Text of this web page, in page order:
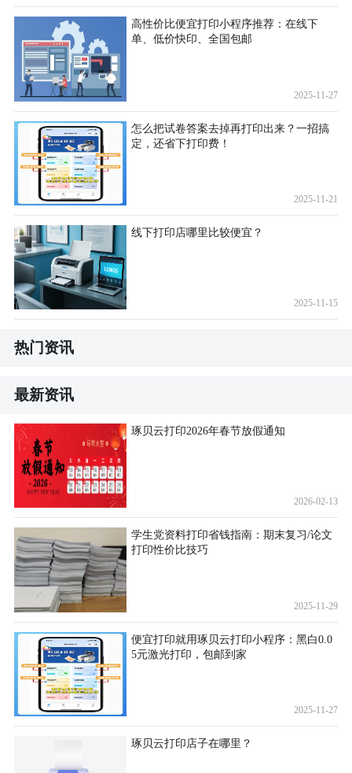
高性价比便宜打印小程序推荐：在线下
单、低价快印、全国包邮
2025-11-27
怎么把试卷答案去掉再打印出来？一招搞
定，还省下打印费！
2025-11-21
线下打印店哪里比较便宜？
2025-11-15
热门资讯
最新资讯
琢贝云打印2026年春节放假通知
2026-02-13
学生党资料打印省钱指南：期末复习/论文
打印性价比技巧
2025-11-29
便宜打印就用琢贝云打印小程序：黑白0.0
5元激光打印，包邮到家
2025-11-27
琢贝云打印店子在哪里？